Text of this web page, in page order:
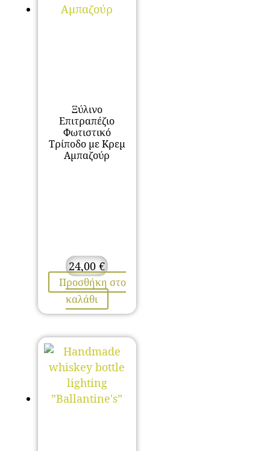
Ξύλινο
Επιτραπέζιο
Φωτιστικό
Τρίποδο με Κρεμ
Αμπαζούρ
24,00€
Προσθήκη στο
καλάθι